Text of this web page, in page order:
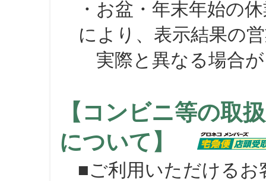
・お盆・年末年始の
により、表示結果の
実際と異なる場合が
【コンビニ等の取
について】
■ご利用いただけるお